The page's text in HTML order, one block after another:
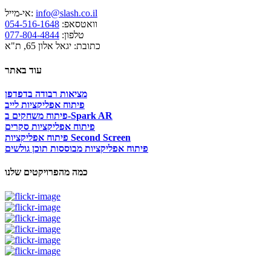
אי-מייל: info@slash.co.il
וואטסאפ: 054-516-1648
טלפון: 077-804-4844
כתובת: יגאל אלון 65, ת"א
עוד באתר
מציאות רבודה בדפדפן
פיתוח אפליקציות לייב
פיתוח משחקים ב-Spark AR
פיתוח אפליקציות סקרים
פיתוח אפליקציות Second Screen
פיתוח אפליקציות מבוססות תוכן גולשים
כמה מהפרויקטים שלנו